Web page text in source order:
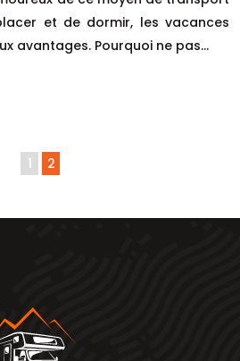
et de dormir, les vacances
avantages. Pourquoi ne pas…
1 2